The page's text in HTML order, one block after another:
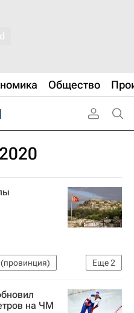
Общество
Еще2
на ЧМ